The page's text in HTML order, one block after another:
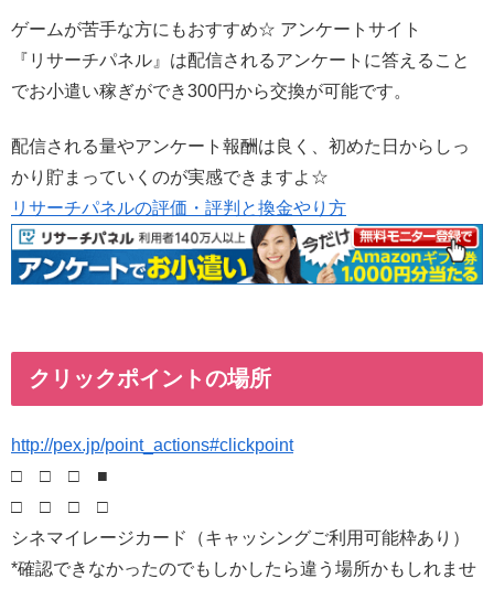
ゲームが苦手な方にもおすすめ☆ アンケートサイト
『リサーチパネル』は配信されるアンケートに答えること
でお小遣い稼ぎができ300円から交換が可能です。
配信される量やアンケート報酬は良く、初めた日からしっ
かり貯まっていくのが実感できますよ☆
リサーチパネルの評価・評判と換金やり方
クリックポイントの場所
http://pex.jp/point_actions#clickpoint
□ □ □ ■
□ □ □ □
シネマイレージカード（キャッシングご利用可能枠あり）
*確認できなかったのでもしかしたら違う場所かもしれませ